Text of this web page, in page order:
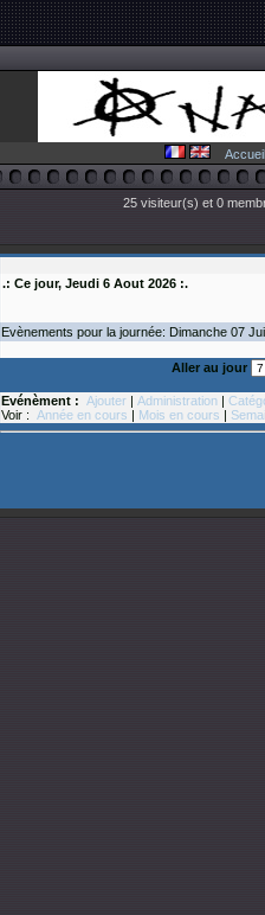
Accueil
25 visiteur(s) et 0
.: Ce jour, Jeudi 6 Aout 2026 :.
Evènements pour la journée: Dimanche 07
Aller au jour
Evénèment : Ajouter | Administration |
Voir : Année en cours | Mois en cours |